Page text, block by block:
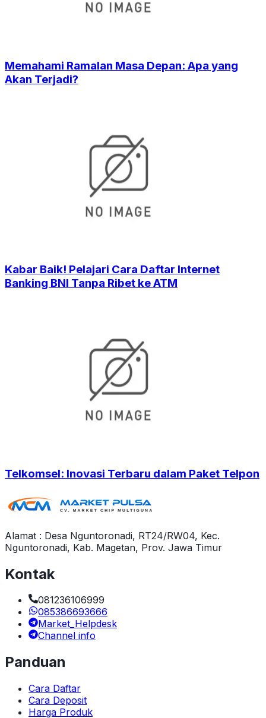
Memahami Ramalan Masa Depan: Apa yang
Akan Terjadi?
Kabar Baik! Pelajari Cara Daftar Internet
Banking BNI Tanpa Ribet ke ATM
Telkomsel: Inovasi Terbaru dalam Paket Telpon
Alamat : Desa Nguntoronadi, RT24/RW04, Kec.
Nguntoronadi, Kab. Magetan, Prov. Jawa Timur
Kontak
081236106999
085386693666
Market_Helpdesk
Channel info
Panduan
Cara Daftar
Cara Deposit
Harga Produk